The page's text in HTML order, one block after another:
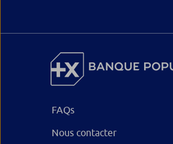
FAQs
Nous contacter